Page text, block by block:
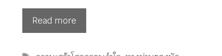
Read more